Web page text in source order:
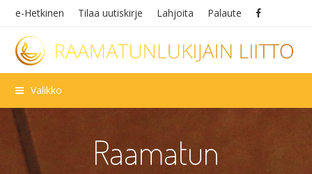
e-Hetkinen Tilaa uutiskirje Lahjoita Palaute
Valikko
Raamatun